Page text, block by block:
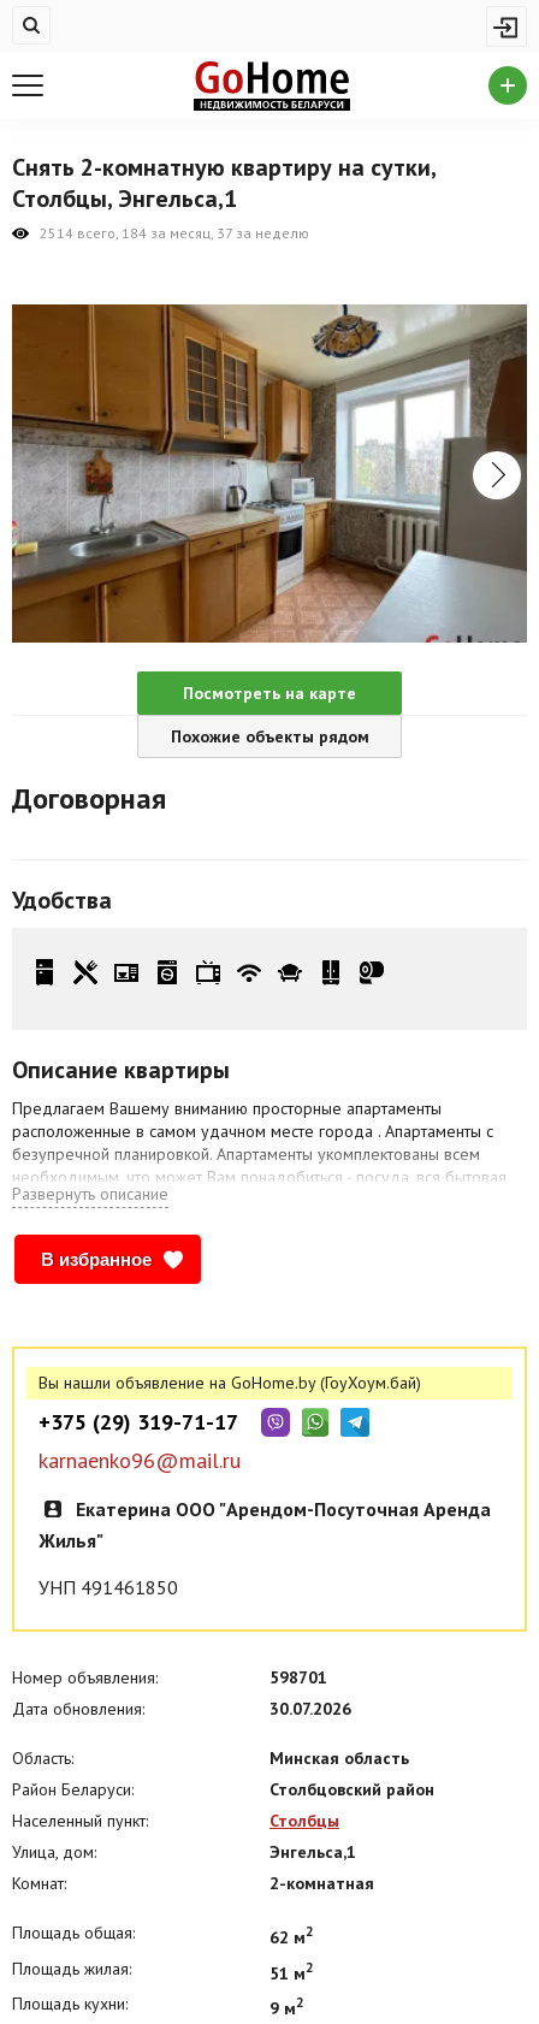
Купить квартиру
На сутки
Новостройки
Комерческая недвижимость
Продажа коммерческой недвижимости
Аренда коммерческой недвижимости
Другие разделы
Новости
Агентства
Грузовое такси
Способы оплаты
Снять 2-комнатную квартиру на сутки,
Столбцы, Энгельса,1
2514 всего, 184 за месяц, 37 за неделю
Посмотреть на карте
Похожие объекты рядом
Договорная
Удобства
Описание квартиры
Предлагаем Вашему вниманию просторные апартаменты
расположенные в самом удачном месте города . Апартаменты с
безупречной планировкой. Апартаменты укомплектованы всем
необходимым, что может Вам понадобиться - посуда, вся бытовая
техника, постельное бельё, WI-FI ср-ва личной гигиены.
Развернуть описание
В избранное
Вы нашли объявление на GoHome.by (ГоуХоум.бай)
+375 (29) 319-71-17
karnaenko96@mail.ru
Екатерина ООО "Арендом-Посуточная Аренда
Жилья"
УНП 491461850
Номер объявления:
598701
Дата обновления:
30.07.2026
Область:
Минская область
Район Беларуси:
Столбцовский район
Населенный пункт:
Столбцы
Улица, дом:
Энгельса,1
Комнат:
2-комнатная
Площадь общая: 62 м2
Площадь жилая: 51 м2
Площадь кухни: 9 м2